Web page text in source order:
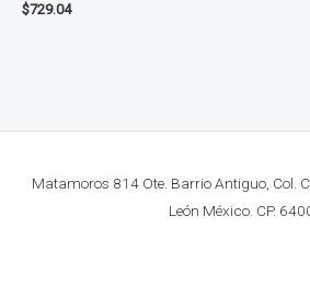
$729.04
Matamoros 814 Ote. Barrio Antiguo, Col.
León México. CP.